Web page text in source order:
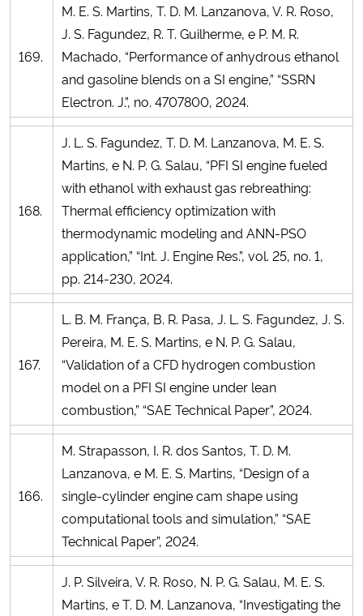
169.
M. E. S. Martins, T. D. M. Lanzanova, V. R. Roso,
J. S. Fagundez, R. T. Guilherme, e P. M. R.
Machado, “Performance of anhydrous ethanol
and gasoline blends on a SI engine,” “SSRN
Electron. J.”, no. 4707800, 2024.
168.
J. L. S. Fagundez, T. D. M. Lanzanova, M. E. S.
Martins, e N. P. G. Salau, “PFI SI engine fueled
with ethanol with exhaust gas rebreathing:
Thermal efficiency optimization with
thermodynamic modeling and ANN-PSO
application,” “Int. J. Engine Res.”, vol. 25, no. 1,
pp. 214-230, 2024.
167.
L. B. M. França, B. R. Pasa, J. L. S. Fagundez, J. S.
Pereira, M. E. S. Martins, e N. P. G. Salau,
“Validation of a CFD hydrogen combustion
model on a PFI SI engine under lean
combustion,” “SAE Technical Paper”, 2024.
166.
M. Strapasson, I. R. dos Santos, T. D. M.
Lanzanova, e M. E. S. Martins, “Design of a
single-cylinder engine cam shape using
computational tools and simulation,” “SAE
Technical Paper”, 2024.
J. P. Silveira, V. R. Roso, N. P. G. Salau, M. E. S.
Martins, e T. D. M. Lanzanova, “Investigating the